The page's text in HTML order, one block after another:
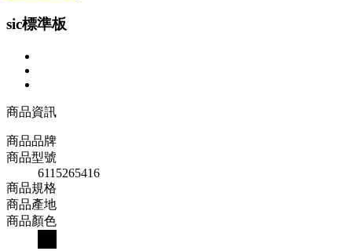
sic標準板
商品資訊
商品品牌
商品型號
6115265416
商品規格
商品產地
商品顏色